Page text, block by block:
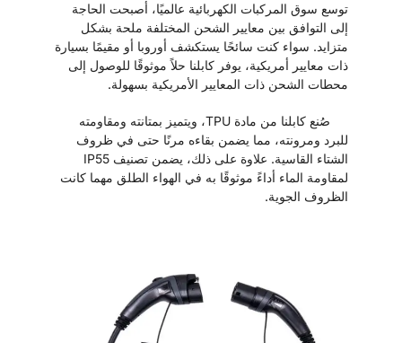
سوق المركبات الكهربائية عالميًا، أصبحت الحاجة
التوافق بين معايير الشحن المختلفة ملحة بشكل
سواء كنت سائحًا يستكشف أوروبا أو مقيمًا بسيارة
معايير أمريكية، يوفر كابلنا حلاً موثوقًا للوصول إلى
الشحن ذات المعايير الأمريكية بسهولة.
صُنع كابلنا من مادة TPU، ويتميز بمتانته ومقاومته
ومرونته، مما يضمن بقاءه مرنًا حتى في ظروف
الشتاء القاسية. علاوة على ذلك، يضمن تصنيف IP55
الماء أداءً موثوقًا به في الهواء الطلق مهما كانت
الجوية.